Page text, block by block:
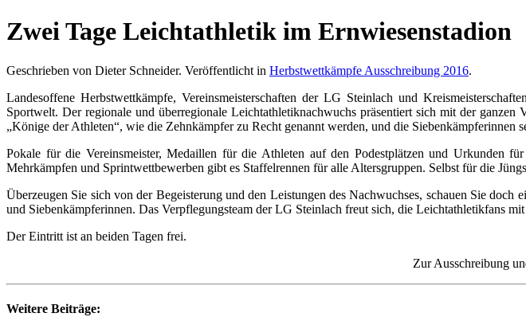
Zwei Tage Leichtathletik im Ernwiesenstadion
Geschrieben von Dieter Schneider. Veröffentlicht in Herbstwettkämpfe Ausschreibung 2016.
Landesoffene Herbstwettkämpfe, Vereinsmeisterschaften der LG Steinlach und
Sportwelt. Der regionale und überregionale Leichtathletiknachwuchs präsentiert sich mit der
„Könige der Athleten“, wie die Zehnkämpfer zu Recht genannt werden, und die Siebenkämpferinnen
Pokale für die Vereinsmeister, Medaillen für die Athleten auf den Podestplätzen und Urkunden
Mehrkämpfen und Sprintwettbewerben gibt es Staffelrennen für alle Altersgruppen. Selbst für die
Überzeugen Sie sich von der Begeisterung und den Leistungen des Nachwuchses, schauen Sie
und Siebenkämpferinnen. Das Verpflegungsteam der LG Steinlach freut sich, die Leichtathletikfans
Der Eintritt ist an beiden Tagen frei.
Zur Ausschreibung
Weitere Beiträge: